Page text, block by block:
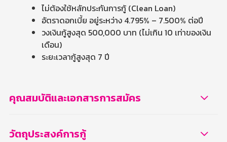
ไม่ต้องใช้หลักประกันการกู้ (Clean Loan)
อัตราดอกเบี้ย อยู่ระหว่าง 4.795% – 7.500% ต่อปี
วงเงินกู้สูงสุด 500,000 บาท (ไม่เกิน 10 เท่าของเงิน
เดือน)
ระยะเวลากู้สูงสุด 7 ปี
คุณสมบัติและเอกสารการสมัคร
วัตถุประสงค์การกู้